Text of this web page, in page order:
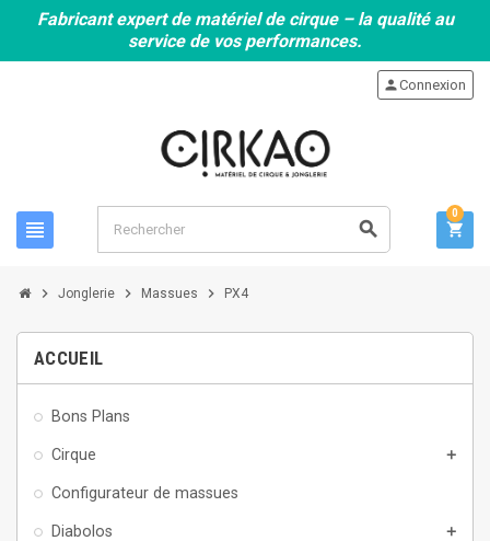
Fabricant expert de matériel de cirque – la qualité au
service de vos performances.
view_headline search
personConnexion
shopping_cart
0
chevron_right Jonglerie chevron_right Massues chevron_right PX4
ACCUEIL
Bons Plans
Cirque add
Configurateur de massues
Diabolos add